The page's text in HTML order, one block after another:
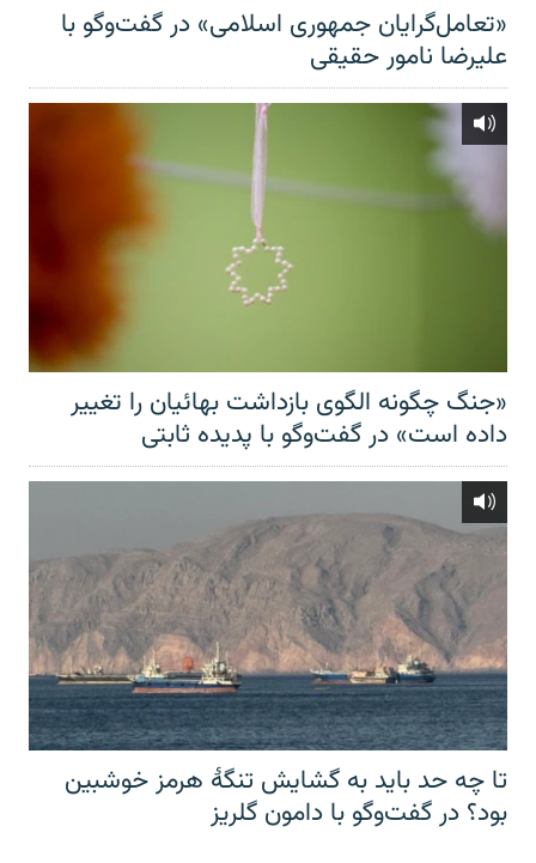
«تعامل‌گرایان جمهوری اسلامی» در گفت‌وگو با
علیرضا نامور حقیقی
«جنگ چگونه الگوی بازداشت بهائیان را تغییر
داده است» در گفت‌وگو با پدیده ثابتی
تا چه حد باید به گشایش تنگهٔ هرمز خوشبین
بود؟ در گفت‌وگو با دامون گلریز